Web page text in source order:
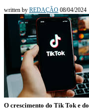
written by REDAÇÃO 08/04/2024
O crescimento do Tik Tok e